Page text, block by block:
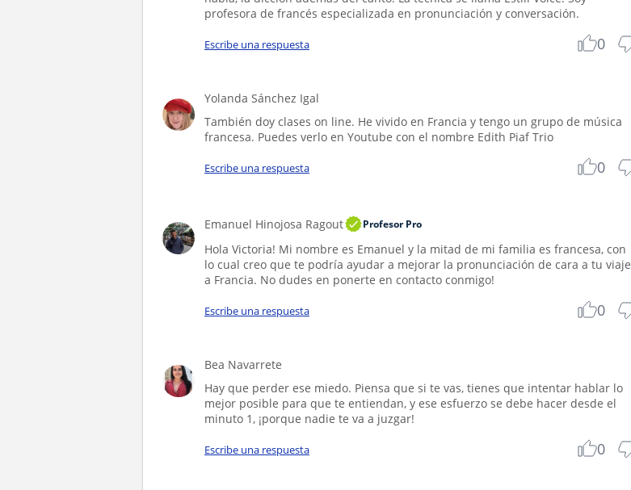
profesora de francés especializada en pronunciación y conversación.
Escribe una respuesta 0
Yolanda Sánchez Igal
También doy clases on line. He vivido en Francia y tengo un grupo de música
francesa. Puedes verlo en Youtube con el nombre Edith Piaf Trio
Escribe una respuesta 0
Emanuel Hinojosa Ragout Profesor Pro
Hola Victoria! Mi nombre es Emanuel y la mitad de mi familia es francesa, con
lo cual creo que te podría ayudar a mejorar la pronunciación de cara a tu viaje
a Francia. No dudes en ponerte en contacto conmigo!
Escribe una respuesta 0
Bea Navarrete
Hay que perder ese miedo. Piensa que si te vas, tienes que intentar hablar lo
mejor posible para que te entiendan, y ese esfuerzo se debe hacer desde el
minuto 1, ¡porque nadie te va a juzgar!
Escribe una respuesta 0